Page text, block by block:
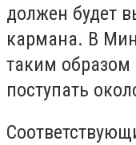
должен будет
кармана. В
таким
поступать